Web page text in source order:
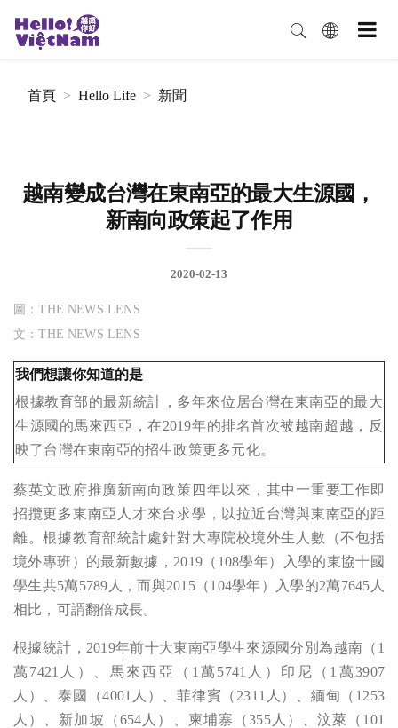
首頁 Hello Life 新聞
越南變成台灣在東南亞的最大生源國，
新南向政策起了作用
2020-02-13
圖：THE NEWS LENS
文：THE NEWS LENS
我們想讓你知道的是
根據教育部的最新統計，多年來位居台灣在東南亞的最大
生源國的馬來西亞，在2019年的排名首次被越南超越，反
映了台灣在東南亞的招生政策更多元化。
蔡英文政府推廣新南向政策四年以來，其中一重要工作即
招攬更多東南亞人才來台求學，以拉近台灣與東南亞的距
離。根據教育部統計處針對大專院校境外生人數（不包括
境外專班）的最新數據，2019（108學年）入學的東協十國
學生共5萬5789人，而與2015（104學年）入學的2萬7645人
相比，可謂翻倍成長。
根據統計，2019年前十大東南亞學生來源國分別為越南（1
萬7421人）、馬來西亞（1萬5741人）印尼（1萬3907
人）、泰國（4001人）、菲律賓（2311人）、緬甸（1253
人）、新加坡（654人）、柬埔寨（355人）、汶萊（101